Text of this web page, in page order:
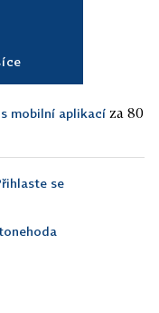
mobilní aplikací za 80
se